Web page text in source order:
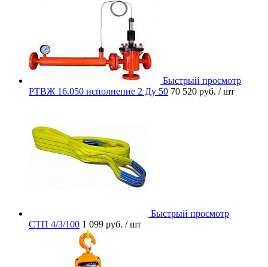
Быстрый просмотр
РТВЖ 16.050 исполнение 2 Ду 50 70 520 руб. / шт
Быстрый просмотр
СТП 4/3/100 1 099 руб. / шт